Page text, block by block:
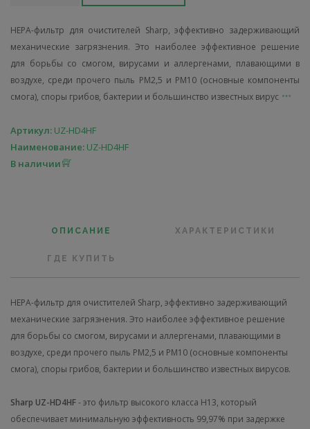
HEPA-фильтр для очистителей Sharp, эффективно задерживающий
механические загрязнения. Это наиболее эффективное решение
для борьбы со смогом, вирусами и аллергенами, плавающими в
воздухе, среди прочего пыль PM2,5 и PM10 (основные компоненты
смога), споры грибов, бактерии и большинство известных вирус
Артикул: UZ-HD4HF
Наименование: UZ-HD4HF
В наличии
ОПИСАНИЕ ХАРАКТЕРИСТИКИ
ГДЕ КУПИТЬ
HEPA-фильтр для очистителей Sharp, эффективно задерживающий
механические загрязнения. Это наиболее эффективное решение
для борьбы со смогом, вирусами и аллергенами, плавающими в
воздухе, среди прочего пыль PM2,5 и PM10 (основные компоненты
смога), споры грибов, бактерии и большинство известных вирусов.
Sharp UZ-HD4HF- это фильтр высокого класса H13, который
обеспечивает минимальную эффективность 99,97% при задержке